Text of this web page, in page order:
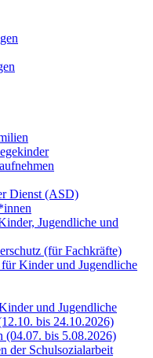
Dienst (ASD)
Jugendliche und
(für Fachkräfte)
Kinder und Jugendliche
und Jugendliche
bis 24.10.2026)
(04.07. bis 5.08.2026)
der Schulsozialarbeit